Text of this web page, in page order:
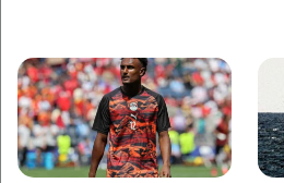
ي
و
ب
ت
ق
ر